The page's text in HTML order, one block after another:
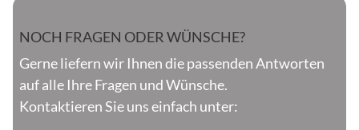
NOCH FRAGEN ODER WÜNSCHE?
Gerne liefern wir Ihnen die passenden Antworten
auf alle Ihre Fragen und Wünsche.
Kontaktieren Sie uns einfach unter: